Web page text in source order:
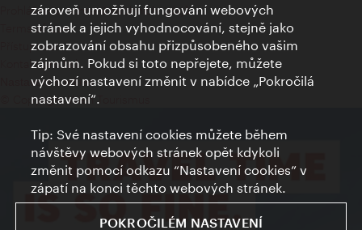
Prohlášení o ochraně osobních údajů
Terms of Use
Přístupnost
Kontakt pro tisk
Nastavení cookies
© Copyright Wien Tourismus
zároveň umožňují fungování webových
stránek a jejich vyhodnocování, stejně jako
zobrazování obsahu přizpůsobeného vašim
zájmům. Pokud si toto nepřejete, můžete
výchozí nastavení změnit v nabídce „Pokročilá
nastavení“.
Tip: Své nastavení cookies můžete během
návštěvy webových stránek opět kdykoli
změnit pomocí odkazu “Nastavení cookies” v
zápatí na konci těchto webových stránek.
POKROČILÉM NASTAVENÍ